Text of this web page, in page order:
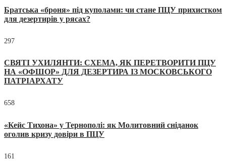
Братська «броня» під куполами: чи стане ПЦУ прихистком
для дезертирів у рясах?
297
СВЯТІ УХИЛЯНТИ: СХЕМА, ЯК ПЕРЕТВОРИТИ ПЦУ
НА «ОФШОР» ДЛЯ ДЕЗЕРТИРА ІЗ МОСКОВСЬКОГО
ПАТРІАРХАТУ
658
«Кейс Тихона» у Тернополі: як Молитовний сніданок
оголив кризу довіри в ПЦУ
161